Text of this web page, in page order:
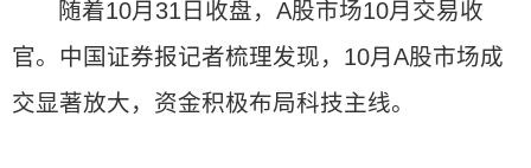
随着10月31日收盘，A股市场10月交易收
官。中国证券报记者梳理发现，10月A股市场成
交显著放大，资金积极布局科技主线。